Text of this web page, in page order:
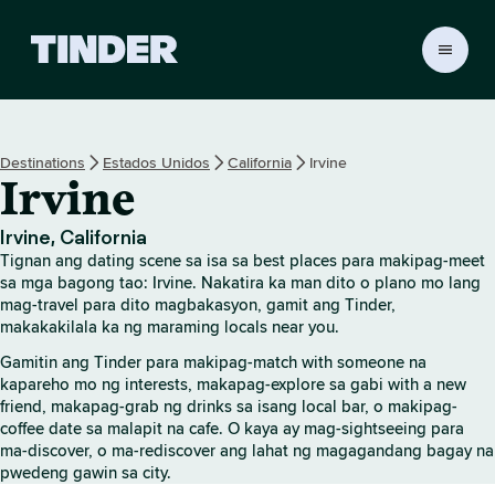
r
e
Destinations Estados Unidos California Irvine
Irvine
Irvine, California
Tignan ang dating scene sa isa sa best places para makipag-meet
sa mga bagong tao: Irvine. Nakatira ka man dito o plano mo lang
mag-travel para dito magbakasyon, gamit ang Tinder,
makakakilala ka ng maraming locals near you.
Gamitin ang Tinder para makipag-match with someone na
kapareho mo ng interests, makapag-explore sa gabi with a new
friend, makapag-grab ng drinks sa isang local bar, o makipag-
coffee date sa malapit na cafe. O kaya ay mag-sightseeing para
ma-discover, o ma-rediscover ang lahat ng magagandang bagay na
pwedeng gawin sa city.